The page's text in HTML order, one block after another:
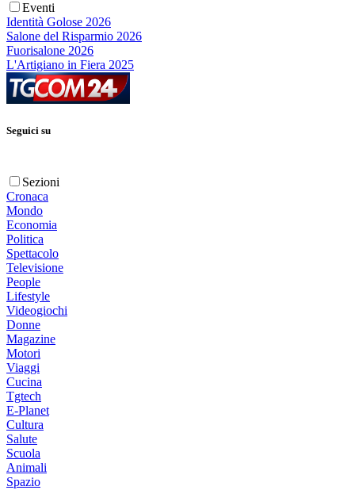
Eventi
Identità Golose 2026
Salone del Risparmio 2026
Fuorisalone 2026
L'Artigiano in Fiera 2025
Seguici su
Sezioni
Cronaca
Mondo
Economia
Politica
Spettacolo
Televisione
People
Lifestyle
Videogiochi
Donne
Magazine
Motori
Viaggi
Cucina
Tgtech
E-Planet
Cultura
Salute
Scuola
Animali
Spazio